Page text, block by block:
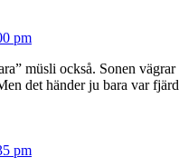
pm
müsli också. Sonen
det händer ju bara var
pm